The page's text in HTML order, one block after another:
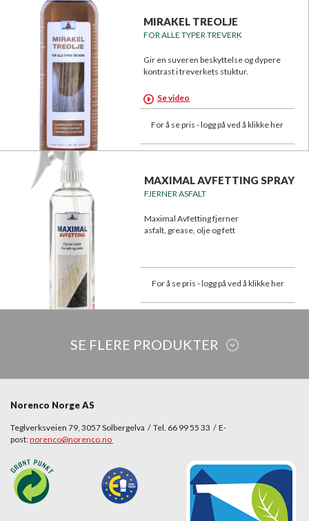
MIRAKEL TREOLJE
FOR ALLE TYPER TREVERK
Gir en suveren beskyttelse og dypere
kontrast i treverkets stuktur.
Se video
For å se pris - logg på ved å klikke her
MAXIMAL AVFETTING SPRAY
FJERNER ASFALT
Maximal Avfetting fjerner
asfalt, grease, olje og fett
For å se pris - logg på ved å klikke her
SE FLERE PRODUKTER
Norenco Norge AS
Teglverksveien 79, 3057 Solbergelva / Tel. 66 99 55 33 / E-
post:norenco@norenco.no